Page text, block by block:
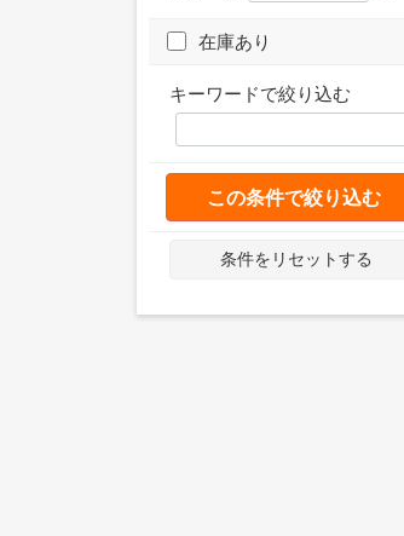
在庫あり
キーワードで絞り込む
この条件で絞り込む
条件をリセットする